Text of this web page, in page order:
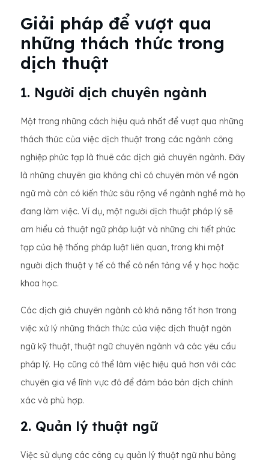
Giải pháp để vượt qua
những thách thức trong
dịch thuật
1. Người dịch chuyên ngành
Một trong những cách hiệu quả nhất để vượt qua những
thách thức của việc dịch thuật trong các ngành công
nghiệp phức tạp là thuê các dịch giả chuyên ngành. Đây
là những chuyên gia không chỉ có chuyên môn về ngôn
ngữ mà còn có kiến ​​thức sâu rộng về ngành nghề mà họ
đang làm việc. Ví dụ, một người dịch thuật pháp lý sẽ
am hiểu cả thuật ngữ pháp luật và những chi tiết phức
tạp của hệ thống pháp luật liên quan, trong khi một
người dịch thuật y tế có thể có nền tảng về y học hoặc
khoa học.
Các dịch giả chuyên ngành có khả năng tốt hơn trong
việc xử lý những thách thức của việc dịch thuật ngôn
ngữ kỹ thuật, thuật ngữ chuyên ngành và các yêu cầu
pháp lý. Họ cũng có thể làm việc hiệu quả hơn với các
chuyên gia về lĩnh vực đó để đảm bảo bản dịch chính
xác và phù hợp.
2. Quản lý thuật ngữ
Việc sử dụng các công cụ quản lý thuật ngữ như bảng